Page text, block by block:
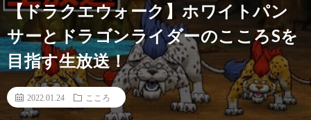
【ドラクエウォーク】ホワイトパン
サーとドラゴンライダーのこころSを
目指す生放送！
2022.01.24 こころ